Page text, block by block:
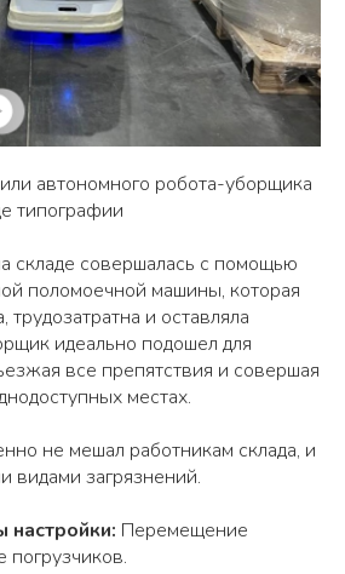
автономного робота-уборщика
типографии
складе совершалась с помощью
поломоечной машины, которая
и оставляла
идеально подошел для
все препятствия и совершая
местах.
не мешал работникам склада, и
видами загрязнений.
Перемещение
погрузчиков.